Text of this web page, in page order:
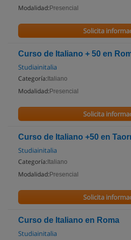
Modalidad: Presencial
Solicita
Curso de Italiano + 50 en
Studiainitalia
Categoría: Italiano
Modalidad: Presencial
Solicita
Curso de Italiano +50 en
Studiainitalia
Categoría: Italiano
Modalidad: Presencial
Solicita
Curso de Italiano en Roma
Studiainitalia